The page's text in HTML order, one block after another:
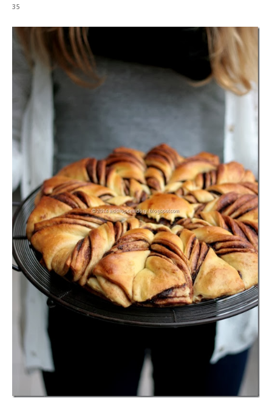
35